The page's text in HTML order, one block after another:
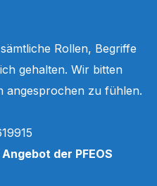
Rollen, Begriffe
gehalten. Wir bitten
angesprochen zu fühlen.
Angebot der PFEOS